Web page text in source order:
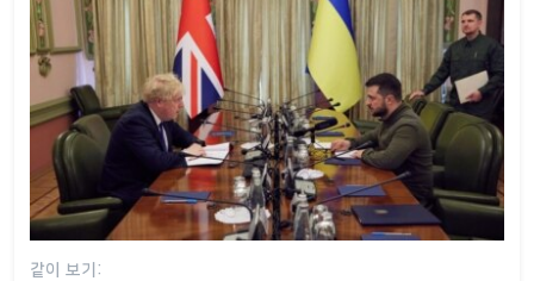
같이 보기: